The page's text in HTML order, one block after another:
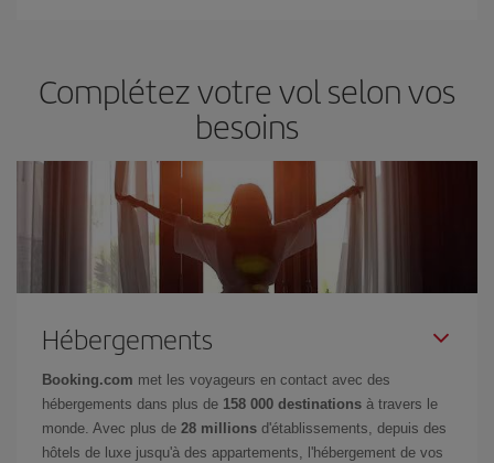
Complétez votre vol selon vos
besoins
Hébergements
Booking.com met les voyageurs en contact avec des
hébergements dans plus de 158 000 destinations à travers le
monde. Avec plus de 28 millions d'établissements, depuis des
hôtels de luxe jusqu'à des appartements, l'hébergement de vos